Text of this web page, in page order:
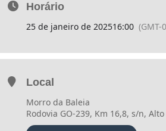
www.pousadacasadasflores.com.br
www.flatssuite.com.br
Horário
25 de janeiro de 202516:00 (GMT-
Local
Morro da Baleia
Rodovia GO-239, Km 16,8, s/n,